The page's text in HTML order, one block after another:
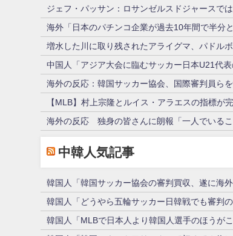
ジェフ・パッサン：ロサンゼルスドジャースで
海外「日本のパチンコ企業が過去10年間で半分
増水した川に取り残されたアライグマ、パドル
中国人「アジア大会に臨むサッカー日本U21代
海外の反応：韓国サッカー協会、国際審判員ら
【MLB】村上宗隆とルイス・アラエスの指標が
海外の反応 独身の皆さんに朗報「一人でいる
中韓人気記事
韓国人「韓国サッカー協会の審判買収、遂に
韓国人「どうやら五輪サッカー日韓戦でも審
韓国人「MLBで日本人より韓国人選手のほうが